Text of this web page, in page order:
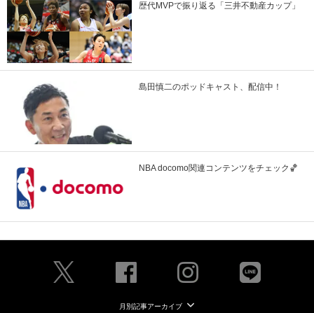
歴代MVPで振り返る「三井不動産カップ」
島田慎二のポッドキャスト、配信中！
NBA docomo関連コンテンツをチェック🏀
月別記事アーカイブ